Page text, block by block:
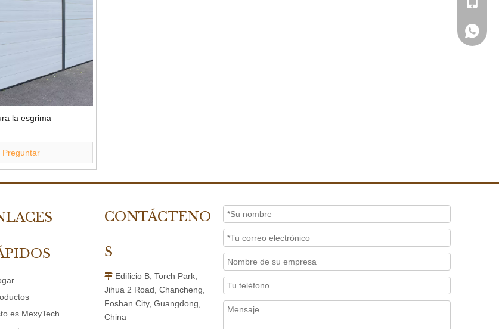
la esgrima
Preguntar
es MexyTech
CONTÁCTENO
S
 Edificio B, Torch Park,
Jihua 2 Road, Chancheng,
Foshan City, Guangdong,
China
+ 86-